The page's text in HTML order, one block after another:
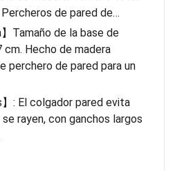
de pared de…
】Tamaño de la base de
cm. Hecho de madera
perchero de pared para un
】: El colgador pared evita
rayen, con ganchos largos